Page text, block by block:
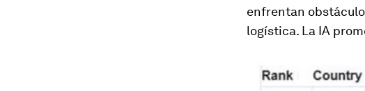
enfrentan
logística. La IA